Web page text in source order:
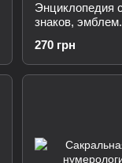
Энциклопедия
знаков,
270 грн